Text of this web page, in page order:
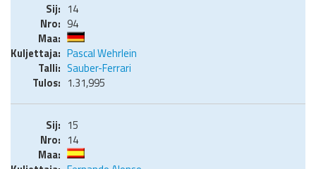
14
94
Pascal Wehrlein
Sauber-Ferrari
1.31,995
15
14